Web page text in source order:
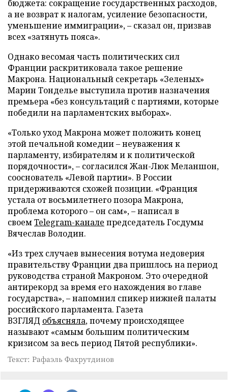
бюджета: сокращение государственных расходов,
а не возврат к налогам, усиление безопасности,
уменьшение иммиграции», – сказал он, призвав
всех «затянуть пояса».
Однако весомая часть политических сил
Франции раскритиковала такое решение
Макрона. Национальный секретарь «Зеленых»
Марин Тонделье выступила против назначения
премьера «без консультаций с партиями, которые
победили на парламентских выборах».
«Только уход Макрона может положить конец
этой печальной комедии – неуважения к
парламенту, избирателям и к политической
порядочности», – согласился Жан-Люк Меланшон,
сооснователь «Левой партии». В России
придерживаются схожей позиции. «Франция
устала от восьмилетнего позора Макрона,
проблема которого – он сам», – написал в
своемTelegram-канале председатель Госдумы
Вячеслав Володин.
«Из трех случаев вынесения вотума недоверия
правительству Франции два пришлось на период
руководства страной Макроном. Это очередной
антирекорд за время его нахождения во главе
государства», – напомнил спикер нижней палаты
российского парламента. Газета
ВЗГЛЯД объясняла, почему происходящее
называют «самым большим политическим
кризисом за весь период Пятой республики».
Текст: Рафаэль Фахрутдинов